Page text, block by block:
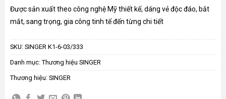
Được sản xuất theo công nghệ Mỹ thiết kế, dáng vẻ độc đáo, bắt
mắt, sang trọng, gia công tinh tế đến từng chi tiết
SKU: SINGER K1-6-03/333
Danh mục: Thương hiệu SINGER
Thương hiệu: SINGER